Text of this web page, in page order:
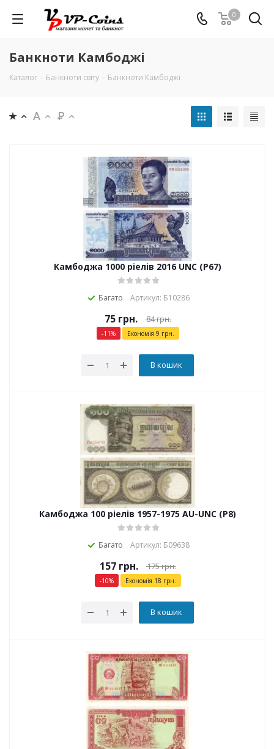
0
Банкноти Камбоджі
Каталог - Банкноти світу - Банкноти Камбоджі
Камбоджа 1000 ріелів 2016 UNC (P67)
Багато Артикул: Б10286
75грн. 84грн.
-11% Економія 9 грн.
В кошик
Камбоджа 100 ріелів 1957-1975 AU-UNC (P8)
Багато Артикул: Б09638
157грн. 175грн.
-10% Економія 18 грн.
В кошик